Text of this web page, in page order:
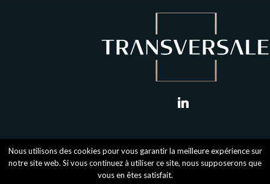
linkedin
-RGPD- Transversale © 2018
Nous utilisons des cookies pour vous garantir la meilleure expérience sur
notre site web. Si vous continuez à utiliser ce site, nous supposerons que
vous en êtes satisfait.